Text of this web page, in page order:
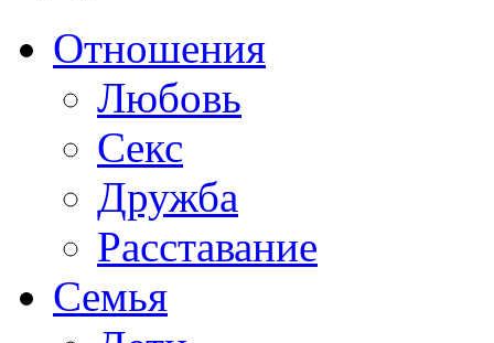
Отношения
Любовь
Секс
Дружба
Расставание
Семья